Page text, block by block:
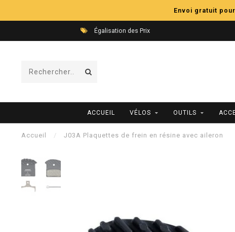
Envoi gratuit
Égalisation des Prix
ACCUEIL VÉLOS OUTILS
Accueil / J03A Plaquettes de frein en résine avec aileron